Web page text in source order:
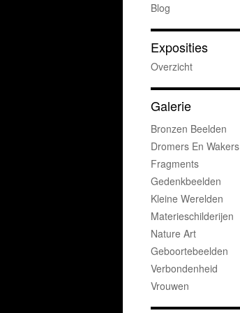
Blog
Exposities
Overzicht
Galerie
Bronzen Beelden
Dromers En Wakers
Fragments
Gedenkbeelden
Kleine Werelden
Materieschilderijen
Nature Art
Geboortebeelden
Verbondenheid
Vrouwen